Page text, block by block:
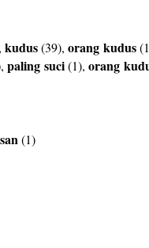
kudus(39), orang kudus
paling suci(1), orang
(1)